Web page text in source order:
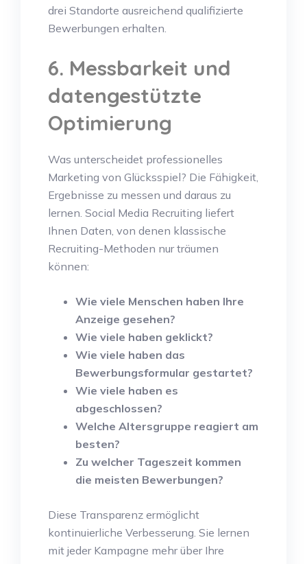
drei Standorte ausreichend qualifizierte
Bewerbungen erhalten.
6. Messbarkeit und
datengestützte
Optimierung
Was unterscheidet professionelles
Marketing von Glücksspiel? Die Fähigkeit,
Ergebnisse zu messen und daraus zu
lernen. Social Media Recruiting liefert
Ihnen Daten, von denen klassische
Recruiting-Methoden nur träumen
können:
Wie viele Menschen haben Ihre
Anzeige gesehen?
Wie viele haben geklickt?
Wie viele haben das
Bewerbungsformular gestartet?
Wie viele haben es
abgeschlossen?
Welche Altersgruppe reagiert am
besten?
Zu welcher Tageszeit kommen
die meisten Bewerbungen?
Diese Transparenz ermöglicht
kontinuierliche Verbesserung. Sie lernen
mit jeder Kampagne mehr über Ihre